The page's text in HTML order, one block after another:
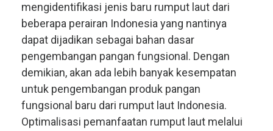
mengidentifikasi jenis baru rumput laut dari
beberapa perairan Indonesia yang nantinya
dapat dijadikan sebagai bahan dasar
pengembangan pangan fungsional. Dengan
demikian, akan ada lebih banyak kesempatan
untuk pengembangan produk pangan
fungsional baru dari rumput laut Indonesia.
Optimalisasi pemanfaatan rumput laut melalui